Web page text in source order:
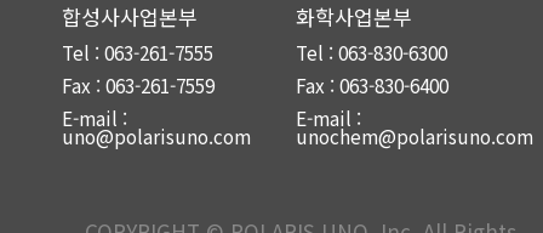
합성사사업본부
Tel : 063-261-7555
Fax : 063-261-7559
E-mail :
uno@polarisuno.com
화학사업본부
Tel : 063-830-6300
Fax : 063-830-6400
E-mail :
unochem@polarisuno.com